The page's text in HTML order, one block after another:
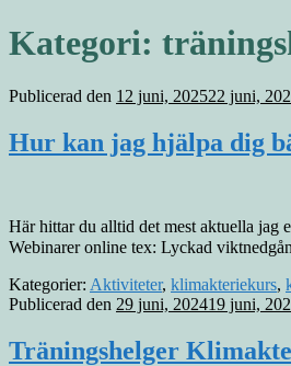
Kategori:
Publicerad den 12 juni, 202522 juni,
Hur kan jag hjälpa dig
Här hittar du alltid det mest aktuella jag
Webinarer online tex: Lyckad
Kategorier: Aktiviteter, klimakteriekurs,
Publicerad den 29 juni, 202419 juni,
Träningshelger